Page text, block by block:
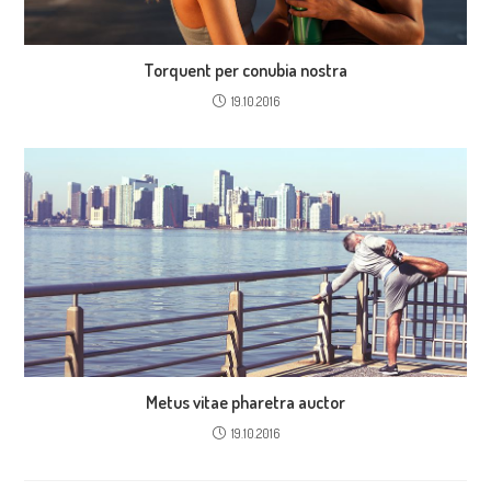
Torquent per conubia nostra
19.10.2016
Metus vitae pharetra auctor
19.10.2016